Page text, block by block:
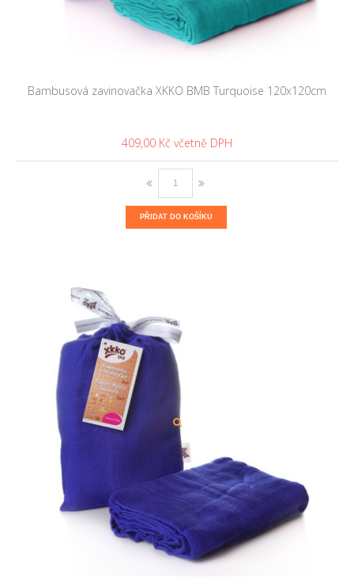
Bambusová zavinovačka XKKO BMB Turquoise 120x120cm
409,00 Kč
PŘIDAT DO KOŠÍKU